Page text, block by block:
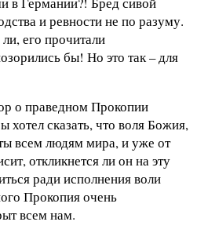
и ревности не по разуму.
его прочитали
бы! Но это так – для
о праведном Прокопии
хотел сказать, что воля Божия,
всем людям мира, и уже от
откликнется ли он на эту
ради исполнения воли
Прокопия очень
всем нам.